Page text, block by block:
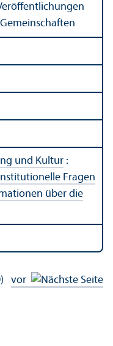
und Kultur :
Fragen
über die
vor